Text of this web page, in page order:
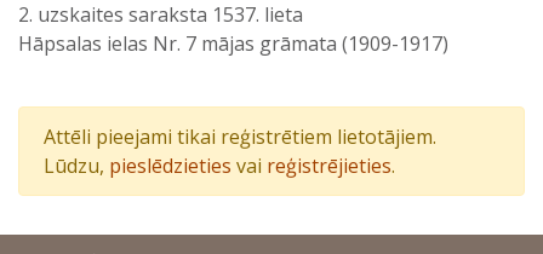
2. uzskaites saraksta 1537. lieta
Hāpsalas ielas Nr. 7 mājas grāmata (1909-1917)
Attēli pieejami tikai reģistrētiem lietotājiem.
Lūdzu, pieslēdzieties vai reģistrējieties.